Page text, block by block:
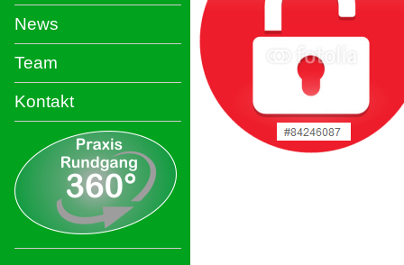
News
Team
Kontakt